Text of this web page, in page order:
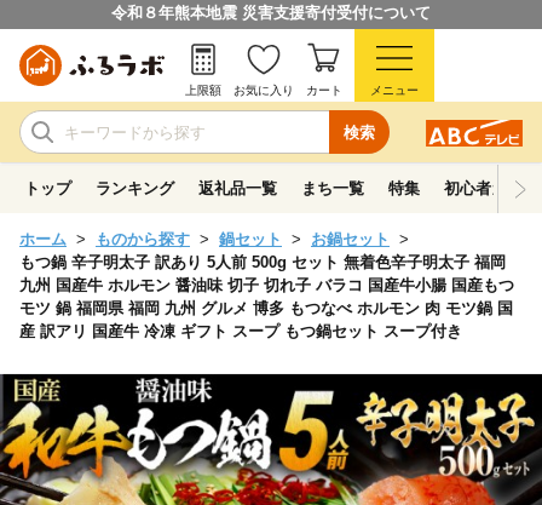
令和８年熊本地震 災害支援寄付受付について
検索
上限額 お気に入り カート メニュー
トップ ランキング 返礼品一覧 まち一覧 特集 初心者ガイド
ホーム ものから探す 鍋セット
お鍋セット
もつ鍋 辛子明太子 訳あり 5人前 500g セット 無着色辛子明太子 福岡
九州 国産牛 ホルモン 醤油味 切子 切れ子 バラコ 国産牛小腸 国産もつ
モツ 鍋 福岡県 福岡 九州 グルメ 博多 もつなべ ホルモン 肉 モツ鍋 国
産 訳アリ 国産牛 冷凍 ギフト スープ もつ鍋セット スープ付き